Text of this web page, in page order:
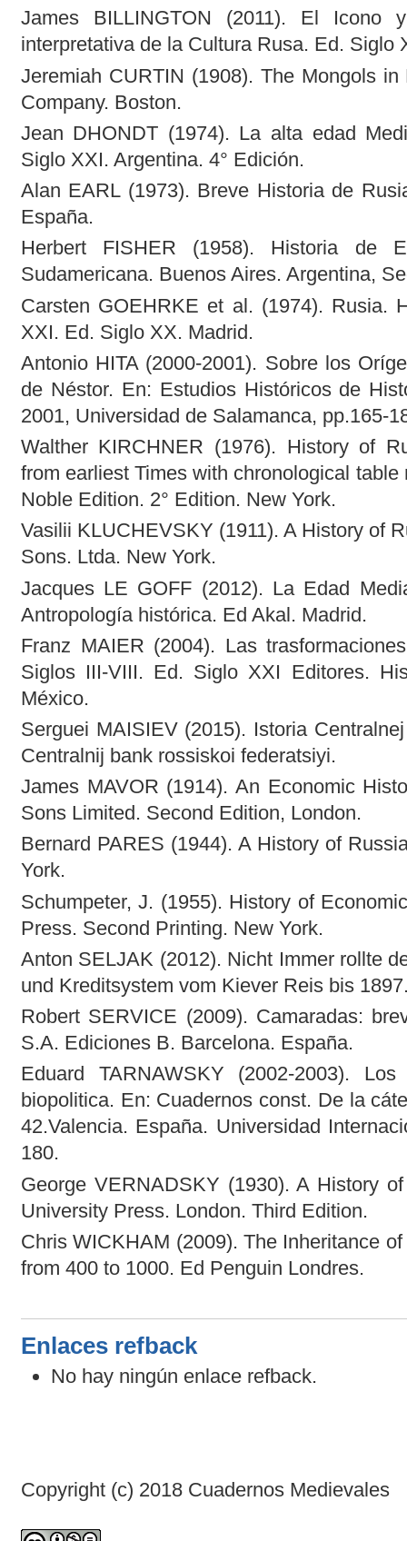
James BILLINGTON (2011). El Icono
interpretativa de la Cultura Rusa. Ed. Siglo
Jeremiah CURTIN (1908). The Mongols
Company. Boston.
Jean DHONDT (1974). La alta edad
Siglo XXI. Argentina. 4° Edición.
Alan EARL (1973). Breve Historia de
España.
Herbert FISHER (1958). Historia de
Sudamericana. Buenos Aires. Argentina,
Carsten GOEHRKE et al. (1974). Rusia.
XXI. Ed. Siglo XX. Madrid.
Antonio HITA (2000-2001). Sobre los
de Néstor. En: Estudios Históricos de
2001, Universidad de Salamanca, pp.165-
Walther KIRCHNER (1976). History of
from earliest Times with chronological
Noble Edition. 2° Edition. New York.
Vasilii KLUCHEVSKY (1911). A History of
Sons. Ltda. New York.
Jacques LE GOFF (2012). La Edad
Antropología histórica. Ed Akal. Madrid.
Franz MAIER (2004). Las
Siglos III-VIII. Ed. Siglo XXI Editores.
México.
Serguei MAISIEV (2015). Istoria
Centralnij bank rossiskoi federatsiyi.
James MAVOR (1914). An Economic
Sons Limited. Second Edition, London.
Bernard PARES (1944). A History of
York.
Schumpeter, J. (1955). History of
Press. Second Printing. New York.
Anton SELJAK (2012). Nicht Immer rollte
und Kreditsystem vom Kiever Reis bis
Robert SERVICE (2009). Camaradas:
S.A. Ediciones B. Barcelona. España.
Eduard TARNAWSKY (2002-2003).
biopolitica. En: Cuadernos const. De la
42.Valencia. España. Universidad
180.
George VERNADSKY (1930). A History
University Press. London. Third Edition.
Chris WICKHAM (2009). The Inheritance
from 400 to 1000. Ed Penguin Londres.
Enlaces refback
No hay ningún enlace refback.
Copyright (c) 2018 Cuadernos Medievales